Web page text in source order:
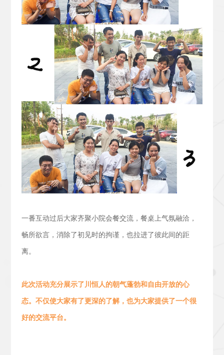
一番互动过后大家齐聚小院会餐交流， 餐桌上气氛融洽，
畅所欲言，消除了初见时的拘谨，也拉进了彼此间的距
离。
此次活动充分展示了川恒人的朝气蓬勃和 自由开放的心
态。 不仅使大家有了更深的了解，也为大家提供了一个很
好的交流平台。